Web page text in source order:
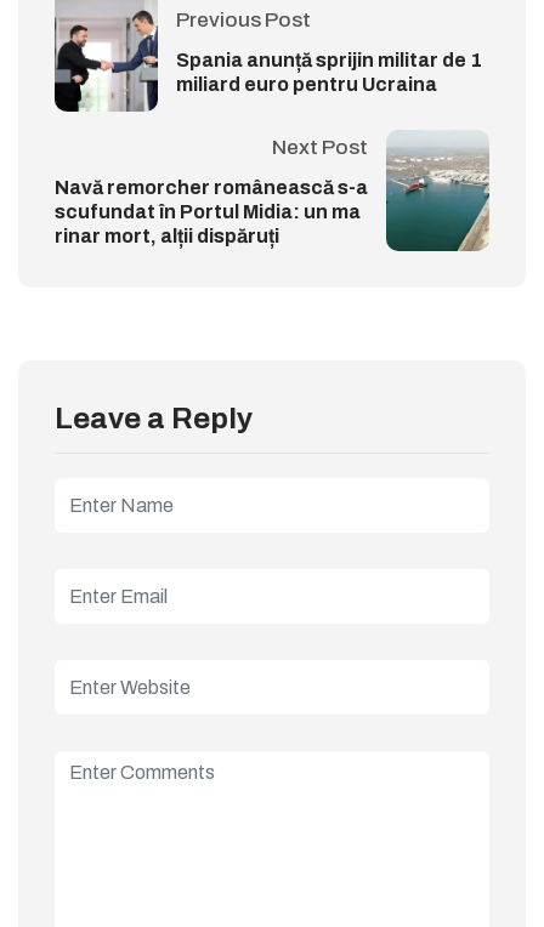
Previous Post
Spania anunță sprijin militar de 1
miliard euro pentru Ucraina
Next Post
Navă remorcher românească s-a
scufundat în Portul Midia: un ma
rinar mort, alții dispăruți
Leave a Reply